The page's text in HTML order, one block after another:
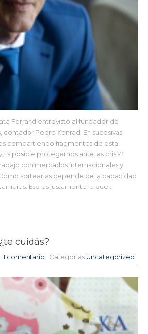
Ferrand entrevistó al fundador de
contador Pedro Konrad. En sucesivas
compartiendo fragmentos de esta
posible protegernos ante las crisis?
con mercados internacionales y
sortearlas depende de la capacidad
Eso es justamente lo que…
cuidás?
|1 comentario | Categorias:Uncategorized